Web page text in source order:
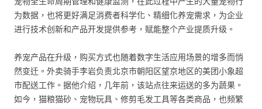
为数据，也将更好满足消费者科学化、精细化养宠需求，为企业
进行技术创新和产品开发提供参考，赋能整个产业提质升级。
养宠产品在升级，购买方式也随着数字生活应用场景的增多而悄
然变迁。外卖骑手李岩负责北京市朝阳区望京地区的美团小象超
市配送工作。据他介绍，几年前，该站点往来运送的多为蔬果。
如今，猫粮猫砂、宠物玩具、修剪毛发工具等各类商品，也频繁